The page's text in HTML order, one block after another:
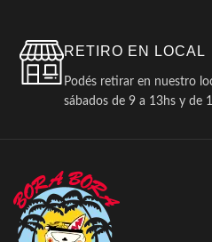
RETIRO EN LOCAL
Podés retirar en nuestro
sábados de 9 a 13hs y de